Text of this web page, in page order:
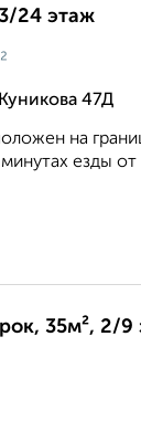
24 этаж
47Д
на
езды
35м², 2/9